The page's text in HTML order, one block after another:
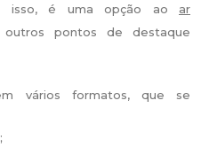
isso, é uma opção ao ar
outros pontos de destaque
vários formatos, que se